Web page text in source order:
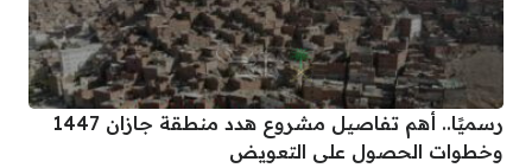
رسميًا.. أهم تفاصيل مشروع هدد منطقة جازان 1447
وخطوات الحصول على التعويض